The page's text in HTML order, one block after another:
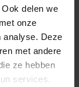
delen we
onze
analyse. Deze
met andere
ze hebben
services.